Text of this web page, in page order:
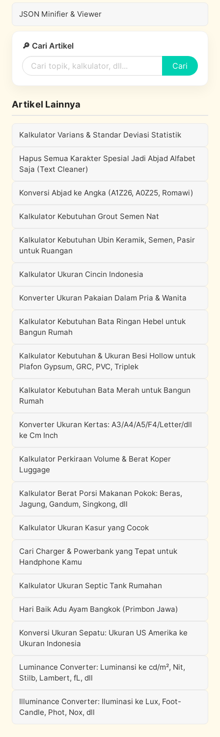
JSON Minifier & Viewer
🔎 Cari Artikel
Cari
Artikel Lainnya
Kalkulator Varians & Standar Deviasi Statistik
Hapus Semua Karakter Spesial Jadi Abjad Alfabet
Saja (Text Cleaner)
Konversi Abjad ke Angka (A1Z26, A0Z25, Romawi)
Kalkulator Kebutuhan Grout Semen Nat
Kalkulator Kebutuhan Ubin Keramik, Semen, Pasir
untuk Ruangan
Kalkulator Ukuran Cincin Indonesia
Konverter Ukuran Pakaian Dalam Pria & Wanita
Kalkulator Kebutuhan Bata Ringan Hebel untuk
Bangun Rumah
Kalkulator Kebutuhan & Ukuran Besi Hollow untuk
Plafon Gypsum, GRC, PVC, Triplek
Kalkulator Kebutuhan Bata Merah untuk Bangun
Rumah
Konverter Ukuran Kertas: A3/A4/A5/F4/Letter/dll
ke Cm Inch
Kalkulator Perkiraan Volume & Berat Koper
Luggage
Kalkulator Berat Porsi Makanan Pokok: Beras,
Jagung, Gandum, Singkong, dll
Kalkulator Ukuran Kasur yang Cocok
Cari Charger & Powerbank yang Tepat untuk
Handphone Kamu
Kalkulator Ukuran Septic Tank Rumahan
Hari Baik Adu Ayam Bangkok (Primbon Jawa)
Konversi Ukuran Sepatu: Ukuran US Amerika ke
Ukuran Indonesia
Luminance Converter: Luminansi ke cd/m², Nit,
Stilb, Lambert, fL, dll
Illuminance Converter: Iluminasi ke Lux, Foot-
Candle, Phot, Nox, dll